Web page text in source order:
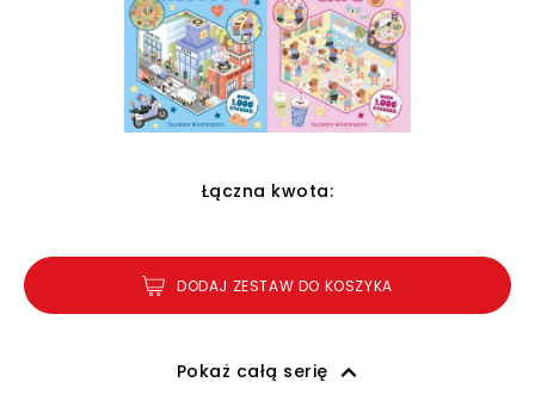
Łączna kwota:
DODAJ ZESTAW DO KOSZYKA
Pokaż całą serię